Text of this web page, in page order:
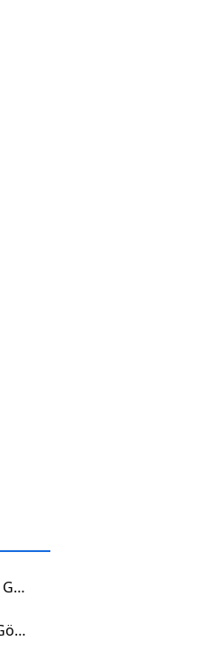
Çerkeş Güzelyurt Mahallesi Uydu Görüntüsü
Çerkeş Yenikent Mahallesi Uydu Görüntüsü